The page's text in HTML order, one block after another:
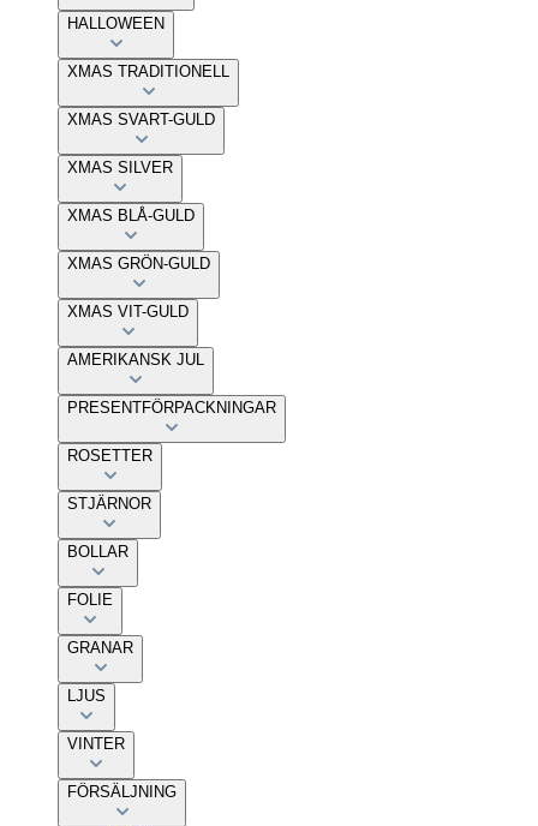
HALLOWEEN
XMAS TRADITIONELL
XMAS SVART-GULD
XMAS SILVER
XMAS BLÅ-GULD
XMAS GRÖN-GULD
XMAS VIT-GULD
AMERIKANSK JUL
PRESENTFÖRPACKNINGAR
ROSETTER
STJÄRNOR
BOLLAR
FOLIE
GRANAR
LJUS
VINTER
FÖRSÄLJNING